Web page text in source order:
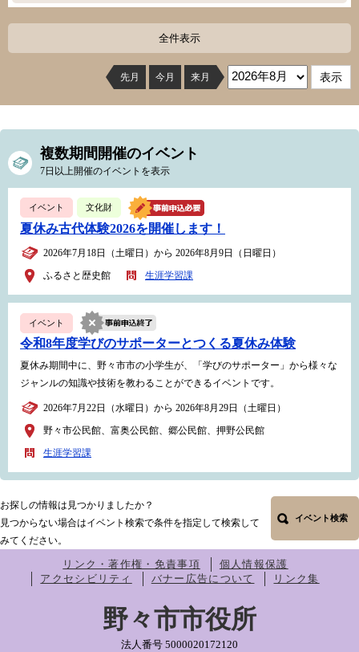
全件表示
先月 今月 来月
複数期間開催のイベント
7日以上開催のイベントを表示
イベント 文化財
夏休み古代体験2026を開催します！
2026年7月18日（土曜日）から 2026年8月9日（日曜日）
ふるさと歴史館 生涯学習課
イベント
令和8年度学びのサポーターとつくる夏休み体験
夏休み期間中に、野々市市の小学生が、「学びのサポーター」から様々な
ジャンルの知識や技術を教わることができるイベントです。
2026年7月22日（水曜日）から 2026年8月29日（土曜日）
野々市公民館、富奥公民館、郷公民館、押野公民館
生涯学習課
お探しの情報は見つかりましたか？
見つからない場合はイベント検索で条件を指定して検索して
みてください。
イベント検索
リンク・著作権・免責事項
個人情報保護
アクセシビリティ
バナー広告について リンク集
野々市市役所
法人番号 5000020172120